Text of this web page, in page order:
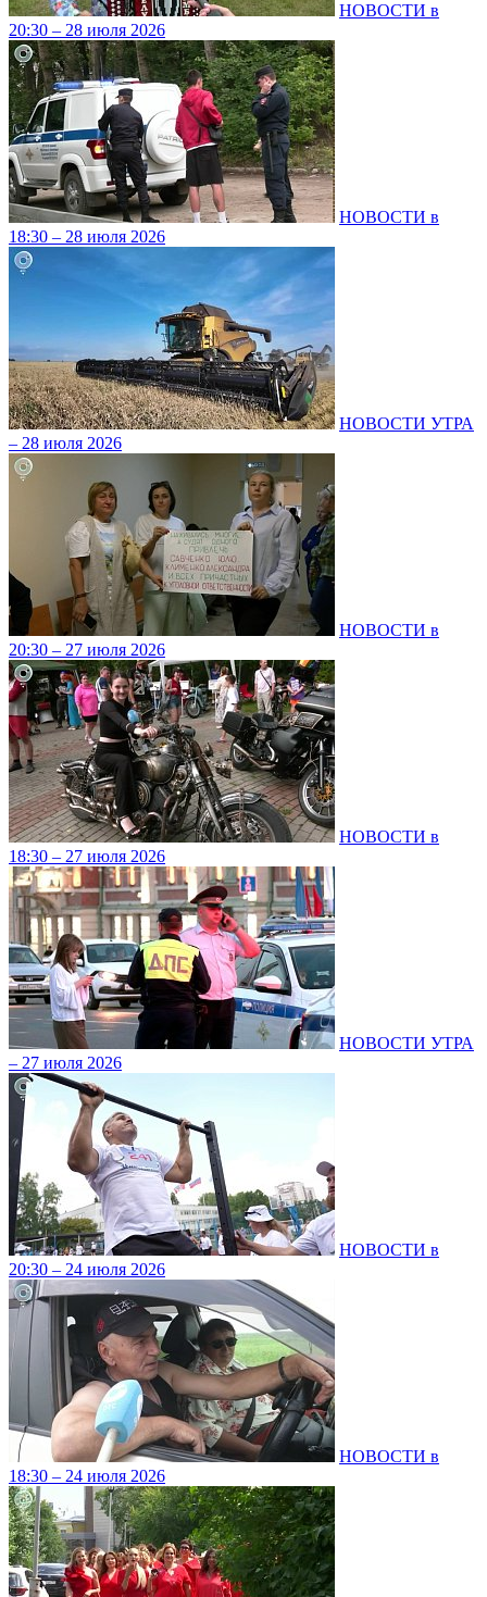
НОВОСТИ в
20:30 – 28 июля 2026
НОВОСТИ в
18:30 – 28 июля 2026
НОВОСТИ УТРА
– 28 июля 2026
НОВОСТИ в
20:30 – 27 июля 2026
НОВОСТИ в
18:30 – 27 июля 2026
НОВОСТИ УТРА
– 27 июля 2026
НОВОСТИ в
20:30 – 24 июля 2026
НОВОСТИ в
18:30 – 24 июля 2026